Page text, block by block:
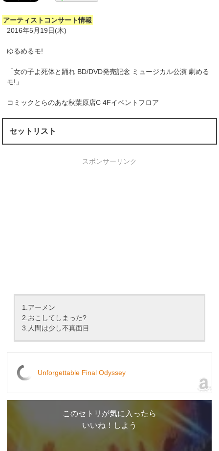
アーティストコンサート情報
2016年5月19日(木)
ゆるめるモ!
「女の子よ死体と踊れ BD/DVD発売記念 ミュージカル公演 劇める
モ!」
コミックとらのあな秋葉原店C 4Fイベントフロア
セットリスト
スポンサーリンク
1.アーメン
2.おこしてしまった?
3.人間は少し不真面目
Unforgettable Final Odyssey
このセトリが気に入ったら
いいね！しよう